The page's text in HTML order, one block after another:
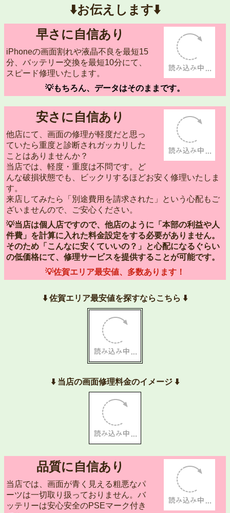
⬇️お伝えします⬇️
早さに自信あり
iPhoneの画面割れや液晶不良を最短15
分、バッテリー交換を最短10分にて、
スピード修理いたします。
💡もちろん、データはそのままです。
安さに自信あり
他店にて、画面の修理が軽度だと思っ
ていたら重度と診断されガッカリした
ことはありませんか？
当店では、軽度・重度は不問です。ど
んな破損状態でも、ビックリするほどお安く修理いたしま
す。
来店してみたら「別途費用を請求された」という心配もご
ざいませんので、ご安心ください。
💡当店は個人店ですので、他店のように「本部の利益や人
件費」を計算に入れた料金設定をする必要がありません。
そのため「こんなに安くていいの？」と心配になるぐらい
の低価格にて、修理サービスを提供することが可能です。
💡佐賀エリア最安値、多数あります！
⬇️ 佐賀エリア最安値を探すならこちら ⬇️
⬇️ 当店の画面修理料金のイメージ ⬇️
品質に自信あり
当店では、画面が青く見える粗悪なパ
ーツは一切取り扱っておりません。バ
ッテリーは安心安全のPSEマーク付き